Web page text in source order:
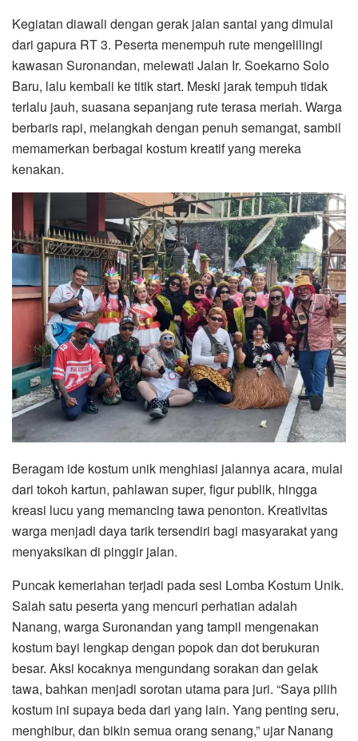
Kegiatan diawali dengan gerak jalan santai yang dimulai
dari gapura RT 3. Peserta menempuh rute mengelilingi
kawasan Suronandan, melewati Jalan Ir. Soekarno Solo
Baru, lalu kembali ke titik start. Meski jarak tempuh tidak
terlalu jauh, suasana sepanjang rute terasa meriah. Warga
berbaris rapi, melangkah dengan penuh semangat, sambil
memamerkan berbagai kostum kreatif yang mereka
kenakan.
Beragam ide kostum unik menghiasi jalannya acara, mulai
dari tokoh kartun, pahlawan super, figur publik, hingga
kreasi lucu yang memancing tawa penonton. Kreativitas
warga menjadi daya tarik tersendiri bagi masyarakat yang
menyaksikan di pinggir jalan.
Puncak kemeriahan terjadi pada sesi Lomba Kostum Unik.
Salah satu peserta yang mencuri perhatian adalah
Nanang, warga Suronandan yang tampil mengenakan
kostum bayi lengkap dengan popok dan dot berukuran
besar. Aksi kocaknya mengundang sorakan dan gelak
tawa, bahkan menjadi sorotan utama para juri. “Saya pilih
kostum ini supaya beda dari yang lain. Yang penting seru,
menghibur, dan bikin semua orang senang,” ujar Nanang